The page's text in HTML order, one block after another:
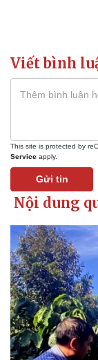
Viết bình
This site is protected by
Service apply.
Gửi tin